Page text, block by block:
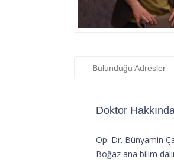
Bulunduğu Adresler
Doktor
Op. Dr. Bünyamin
Boğaz ana bilim